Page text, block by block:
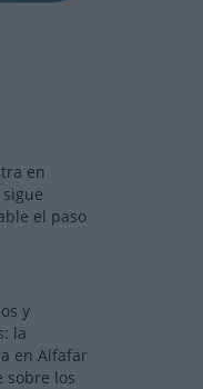
en
el paso
y
la
en Alfafar
sobre los